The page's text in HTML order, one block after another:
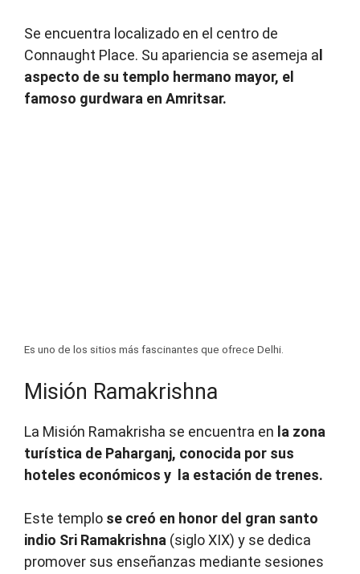
Se encuentra localizado en el centro de
Connaught Place. Su apariencia se asemeja al
aspecto de su templo hermano mayor, el
famoso gurdwara en Amritsar.
Es uno de los sitios más fascinantes que ofrece Delhi.
Misión Ramakrishna
La Misión Ramakrisha se encuentra en la zona
turística de Paharganj, conocida por sus
hoteles económicos y la estación de trenes.
Este templo se creó en honor del gran santo
indio Sri Ramakrishna (siglo XIX) y se dedica
promover sus enseñanzas mediante sesiones